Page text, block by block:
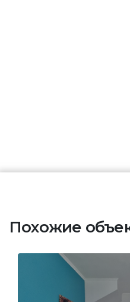
Похожие
Квартира
Рублёво-10,